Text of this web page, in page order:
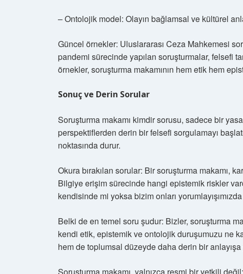
– Ontolojik model: Olayın bağlamsal ve kültürel
Güncel örnekler: Uluslararası Ceza Mahkemesi
pandemi sürecinde yapılan soruşturmalar, felsefi
örnekler, soruşturma makamının hem etik hem
Sonuç ve Derin Sorular
Soruşturma makamı kimdir sorusu, sadece bir
perspektiflerden derin bir felsefi sorgulamayı
noktasında durur.
Okura bırakılan sorular: Bir soruşturma makamı,
Bilgiye erişim sürecinde hangi epistemik riskler
kendisinde mi yoksa bizim onları
Belki de en temel soru şudur: Bizler, soruşturma
kendi etik, epistemik ve ontolojik duruşumuzu ne
hem de toplumsal düzeyde daha derin bir